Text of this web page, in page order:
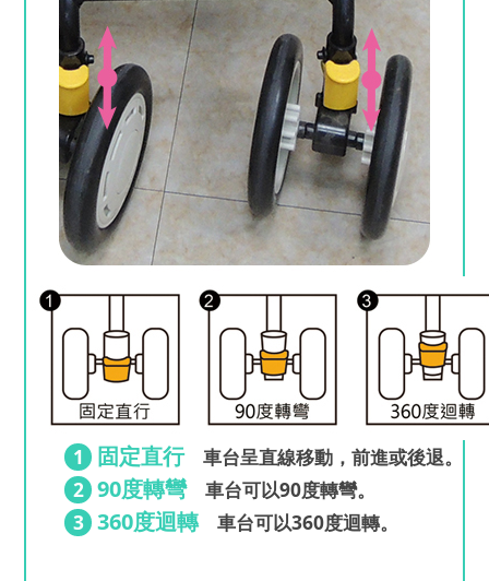
1 固定直行車台呈直線移動，前進或後退。
2 90度轉彎車台可以90度轉彎。
3 360度迴轉車台可以360度迴轉。